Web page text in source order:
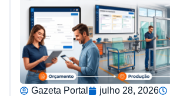
Gazeta Portal julho 28, 2026